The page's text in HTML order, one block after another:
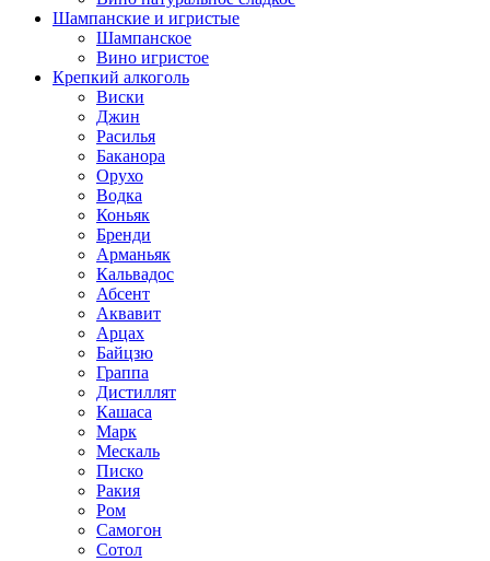
Шампанские и игристые
Шампанское
Вино игристое
Крепкий алкоголь
Виски
Джин
Расилья
Баканора
Орухо
Водка
Коньяк
Бренди
Арманьяк
Кальвадос
Абсент
Аквавит
Арцах
Байцзю
Граппа
Дистиллят
Кашаса
Марк
Мескаль
Писко
Ракия
Ром
Самогон
Сотол